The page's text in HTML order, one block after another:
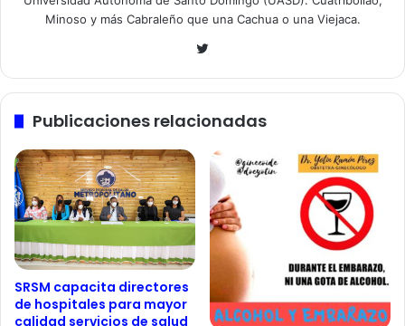
Minoso y más Cabraleño que una Cachua o una Viejaca.
Twitter
Publicaciones relacionadas
SRSM capacita directores
de hospitales para mayor
calidad servicios de salud